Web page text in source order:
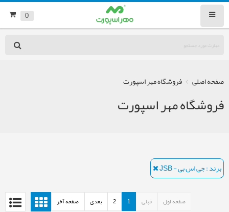
0
صفحه اصلی فروشگاه مهر اسپورت
فروشگاه مهر اسپورت
برند : جی اس بی - JSB
صفحه اول قبلی 1
2 بعدی صفحه آخر